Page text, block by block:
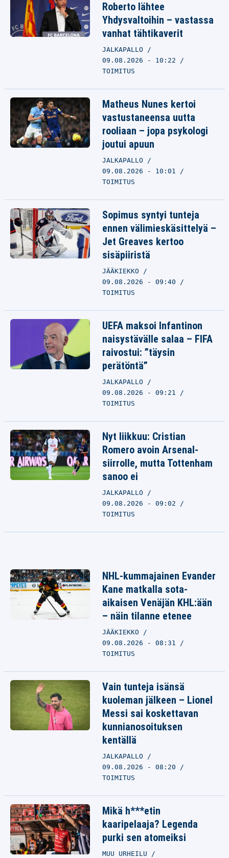
Roberto lähtee
Yhdysvaltoihin – vastassa
vanhat tähtikaverit
JALKAPALLO
09.08.2026 - 10:22
TOIMITUS
Matheus Nunes kertoi
vastustaneensa uutta
rooliaan – jopa psykologi
joutui apuun
JALKAPALLO
09.08.2026 - 10:01
TOIMITUS
Sopimus syntyi tunteja
ennen välimieskäsittelyä –
Jet Greaves kertoo
sisäpiiristä
JÄÄKIEKKO
09.08.2026 - 09:40
TOIMITUS
UEFA maksoi Infantinon
naisystävälle salaa – FIFA
raivostui: ”täysin
perätöntä”
JALKAPALLO
09.08.2026 - 09:21
TOIMITUS
Nyt liikkuu: Cristian
Romero avoin Arsenal-
siirrolle, mutta Tottenham
sanoo ei
JALKAPALLO
09.08.2026 - 09:02
TOIMITUS
NHL-kummajainen Evander
Kane matkalla sota-
aikaisen Venäjän KHL:ään
– näin tilanne etenee
JÄÄKIEKKO
09.08.2026 - 08:31
TOIMITUS
Vain tunteja isänsä
kuoleman jälkeen – Lionel
Messi sai koskettavan
kunnianosoituksen
kentällä
JALKAPALLO
09.08.2026 - 08:20
TOIMITUS
Mikä h***etin
kaaripelaaja? Legenda
purki sen atomeiksi
MUU URHEILU